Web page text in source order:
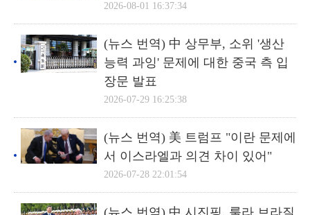
2026-08-01 16:37:34
(뉴스 번역) 中 상무부, 소위 '생산
능력 과잉' 문제에 대한 중국 측 입
장문 발표
2026-07-29 16:25:38
(뉴스 번역) 美 트럼프 "이란 문제에
서 이스라엘과 의견 차이 있어"
2026-07-28 22:01:54
(뉴스 번역) 中 시진핑, 룰라 브라질